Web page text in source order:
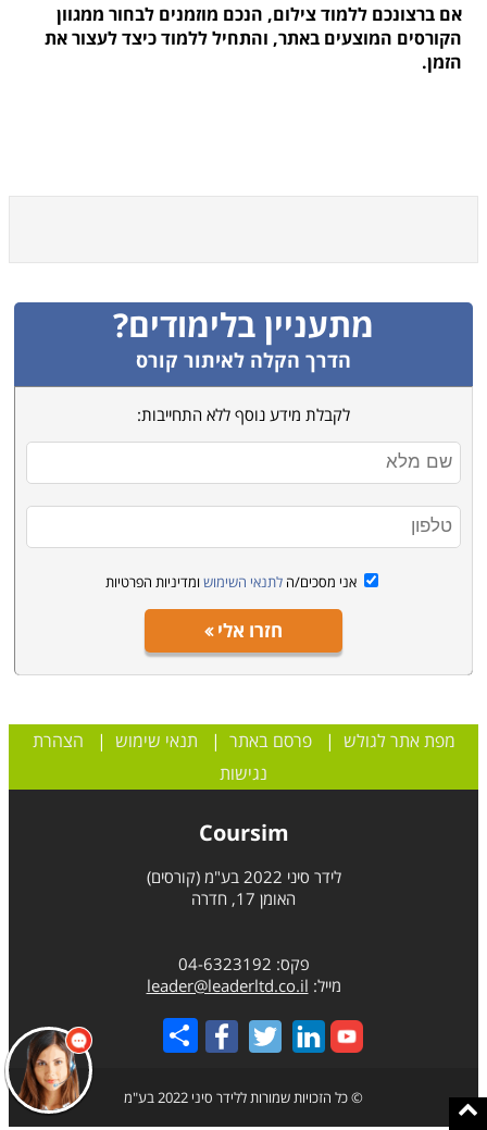
אם ברצונכם ללמוד צילום, הנכם מוזמנים לבחור ממגוון
הקורסים המוצעים באתר, והתחיל ללמוד כיצד לעצור את
הזמן.
מתעניין בלימודים?
הדרך הקלה לאיתור קורס
לקבלת מידע נוסף ללא התחייבות:
אני מסכים/ה לתנאי השימוש ומדיניות הפרטיות
חזרו אלי
מפת אתר לגולש |פרסם באתר | תנאי שימוש | הצהרת
נגישות
Coursim
לידר סיני 2022 בע"מ (קורסים)
האומן 17, חדרה
פקס: 04-6323192
מייל: leader@leaderltd.co.il
Share
© כל הזכויות שמורות ללידר סיני 2022 בע"מ